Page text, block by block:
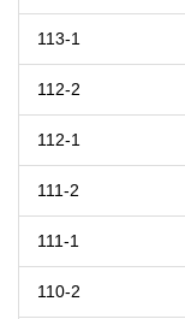
113-1
112-2
112-1
111-2
111-1
110-2